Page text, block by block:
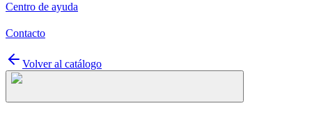
Centro de ayuda
Contacto
Volver al catálogo